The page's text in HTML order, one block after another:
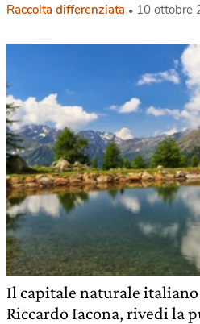
Raccolta differenziata 10 ottobre
Il capitale naturale
Riccardo Iacona, rivedi la